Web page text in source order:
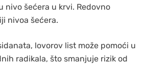
nivo šećera u krvi. Redovno
nivoa šećera.
lovorov list može pomoći u
radikala, što smanjuje rizik od